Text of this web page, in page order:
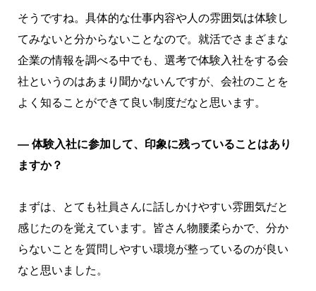
そうですね。具体的な仕事内容や人の雰囲気は体験し
てみないと分からないことなので。就活でさまざまな
企業の情報を調べる中でも、選考で体験入社をする会
社というのはあまり聞かないんですが、会社のことを
よく知ることができて良い制度だなと思います。
― 体験入社に参加して、印象に残っていることはあり
ますか？
まずは、とても社員さんに話しかけやすい雰囲気だと
感じたのを覚えています。皆さん物腰柔らかで、分か
らないことを質問しやすい環境が整っているのが良い
なと思いました。